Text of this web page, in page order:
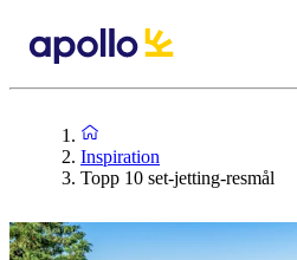
Inspiration
Topp 10 set-jetting-resmål